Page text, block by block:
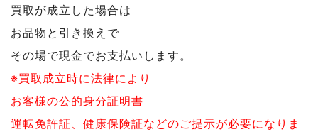
買取が成立した場合は
お品物と引き換えで
その場で現金でお支払いします。
※買取成立時に法律により
お客様の公的身分証明書
運転免許証、健康保険証などのご提示が必要になりま